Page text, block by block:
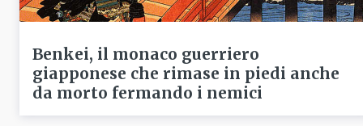
Benkei, il monaco guerriero
giapponese che rimase in piedi anche
da morto fermando i nemici